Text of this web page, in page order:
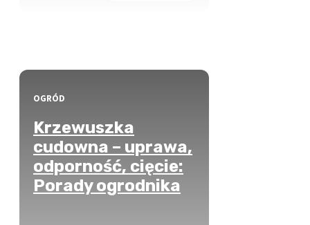
OGRÓD
Krzewuszka
cudowna – uprawa,
odporność, cięcie:
Porady ogrodnika